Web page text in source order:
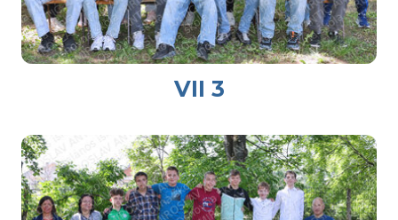
VII 3